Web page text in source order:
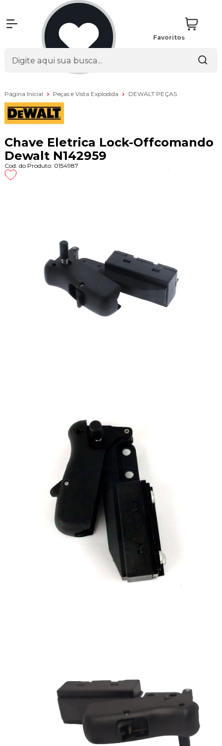
Favoritos
Página Inicial Peças e Vista Explodida DEWALT PEÇAS
Chave Eletrica Lock-Offcomando
Dewalt N142959
Cod. do Produto: 0154987